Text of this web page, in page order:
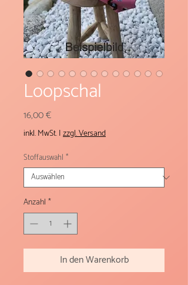
Loopschal
16,00 €Preis
inkl. MwSt.|zzgl. Versand
Stoffauswahl *
Anzahl *
In den Warenkorb